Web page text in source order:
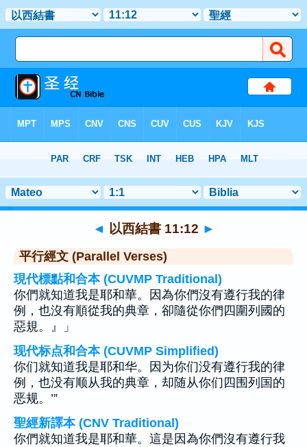
章 11> 聖經金句 12
◄ 以西結書 11:12 ►
平行經文 (Parallel Verses)
現代標點和合本 (CUVMP Traditional)
你們就知道我是耶和華。因為你們沒有遵行我的律
例，也沒有順從我的典章，卻隨從你們四圍列國的
惡規。』」
现代标点和合本 (CUVMP Simplified)
你们就知道我是耶和华。因为你们没有遵行我的律
例，也没有顺从我的典章，却随从你们四围列国的
恶规。’”
聖經新譯本 (CNV Traditional)
你們就知道我是耶和華。這是因為你們沒有遵行我